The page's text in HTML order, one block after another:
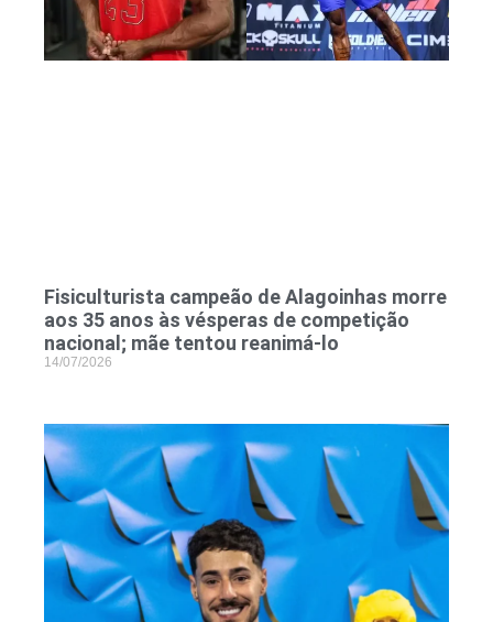
Fisiculturista campeão de Alagoinhas morre
aos 35 anos às vésperas de competição
nacional; mãe tentou reanimá-lo
14/07/2026